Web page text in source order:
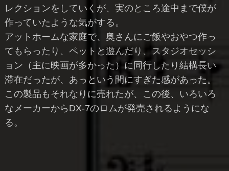
レクションをしていくが、実のところ途中まで僕が
作っていたような気がする。
アットホームな家庭で、奥さんにご飯やおやつ作っ
てもらったり、ペットと遊んだり、スタジオセッシ
ョン（主に映画が多かった）に同行したり結構長い
滞在だったが、あっという間にすぎた感があった。
この製品もそれなりに売れたが、この後、いろいろ
なメーカーからDX-7のロムが発売されるようにな
る。